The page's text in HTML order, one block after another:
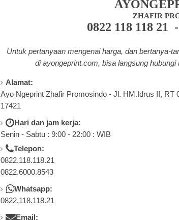
ZHAFIR
0822 118 118 21
Untuk pertanyaan mengenai harga, dan bertanya-
di ayongeprint.com, bisa langsung
Alamat:
Ayo Ngeprint Zhafir Promosindo - Jl. HM.Idrus II,
17421
Hari dan jam kerja:
Senin - Sabtu : 9:00 - 22:00 : WIB
Telepon:
0822.118.118.21
0822.6000.8543
Whatsapp:
0822.118.118.21
Email: